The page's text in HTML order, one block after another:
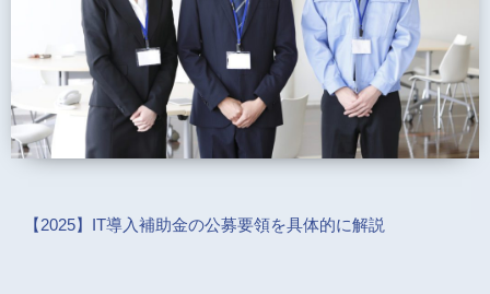
【2025】IT導入補助金の公募要領を具体的に解説